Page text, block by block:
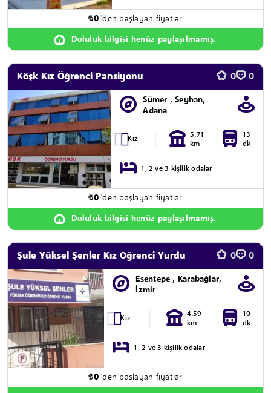
₺0'den başlayan fiyatlar
Doluluk bilgisi henüz paylaşılmamış.
Köşk Kız Öğrenci Pansiyonu 0 0
Sümer , Seyhan,
Adana
Kız
5.71
km
13
dk
1, 2 ve 3 kişilik odalar
₺0'den başlayan fiyatlar
Doluluk bilgisi henüz paylaşılmamış.
Şule Yüksel Şenler Kız Öğrenci Yurdu 0 0
Esentepe , Karabağlar,
İzmir
Kız
4.59
km
10
dk
1, 2 ve 3 kişilik odalar
₺0'den başlayan fiyatlar